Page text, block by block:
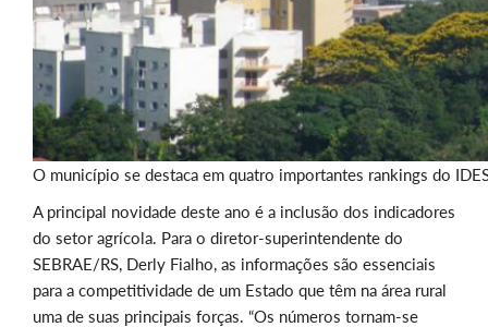
O município se destaca em quatro importantes rankings do
A principal novidade deste ano é a inclusão dos indicadores
do setor agrícola. Para o diretor-superintendente do
SEBRAE/RS, Derly Fialho, as informações são essenciais
para a competitividade de um Estado que têm na área rural
uma de suas principais forças. “Os números tornam-se